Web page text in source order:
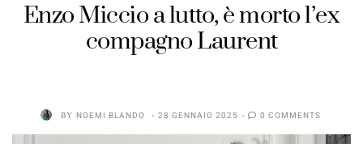
Enzo Miccio a lutto, è morto l’ex
compagno Laurent
BY NOEMI BLANDO 28 GENNAIO 2025 0 COMMENTS